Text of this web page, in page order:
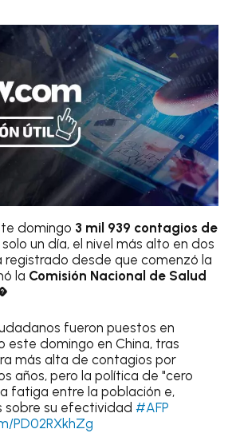
domingo 3 mil 939 contagios de
un día, el nivel más alto en dos
registrado desde que comenzó la
la Comisión Nacional de Salud
fueron puestos en
este domingo en China, tras
más alta de contagios por
años, pero la política de "cero
fatiga entre la población e,
sobre su efectividad #AFP
PD02RXkhZg